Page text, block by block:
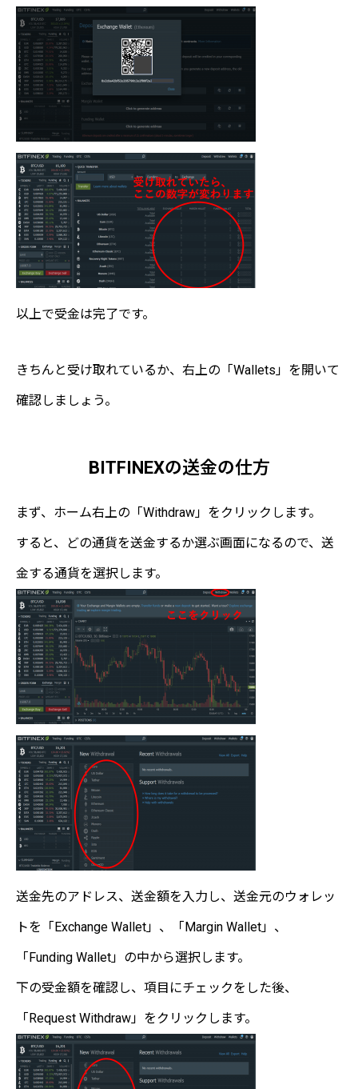
以上で受金は完了です。
きちんと受け取れているか、右上の「Wallets」を開いて
確認しましょう。
BITFINEXの送金の仕方
まず、ホーム右上の「Withdraw」をクリックします。
すると、どの通貨を送金するか選ぶ画面になるので、送
金する通貨を選択します。
送金先のアドレス、送金額を入力し、送金元のウォレッ
トを「Exchange Wallet」、「Margin Wallet」、
「Funding Wallet」の中から選択します。
下の受金額を確認し、項目にチェックをした後、
「Request Withdraw」をクリックします。